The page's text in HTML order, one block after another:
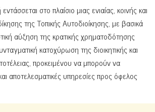
στο πλαίσιο μιας ενιαίας, κοινής και
της Τοπικής Αυτοδιοίκησης, με βασικά
αύξηση της κρατικής χρηματοδότησης
κατοχύρωση της διοικητικής και
προκειμένου να μπορούν να
αποτελεσματικές υπηρεσίες προς όφελος